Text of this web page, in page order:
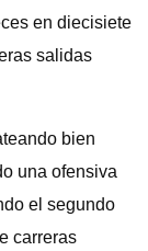
en diecisiete
salidas
bien
una ofensiva
el segundo
carreras